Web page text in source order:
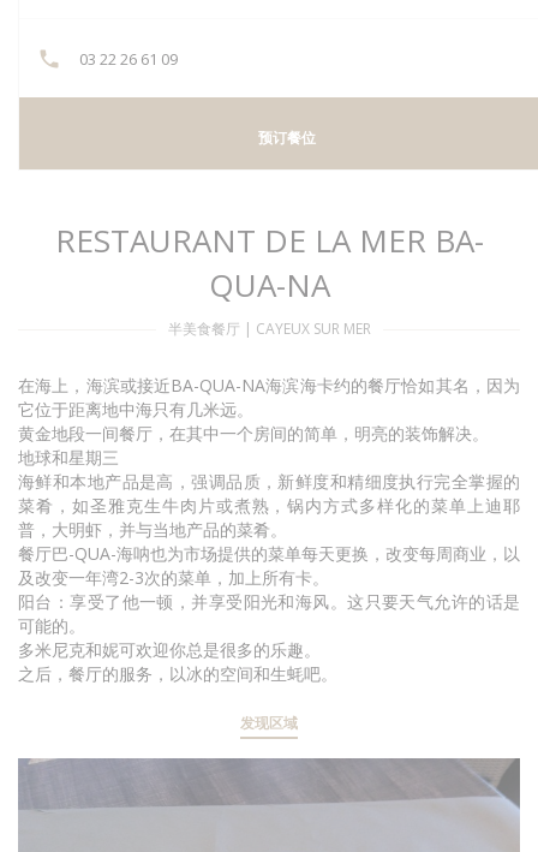
03 22 26 61 09
预订餐位
RESTAURANT DE LA MER BA-
QUA-NA
半美食餐厅 | CAYEUX SUR MER
在海上，海滨或接近BA-QUA-NA海滨海卡约的餐厅恰如其名，因为
它位于距离地中海只有几米远。
黄金地段一间餐厅，在其中一个房间的简单，明亮的装饰解决。
地球和星期三
海鲜和本地产品是高，强调品质，新鲜度和精细度执行完全掌握的
菜肴，如圣雅克生牛肉片或煮熟，锅内方式多样化的菜单上迪耶
普，大明虾，并与当地产品的菜肴。
餐厅巴-QUA-海呐也为市场提供的菜单每天更换，改变每周商业，以
及改变一年湾2-3次的菜单，加上所有卡。
阳台：享受了他一顿，并享受阳光和海风。这只要天气允许的话是
可能的。
多米尼克和妮可欢迎你总是很多的乐趣。
之后，餐厅的服务，以冰的空间和生蚝吧。
发现区域